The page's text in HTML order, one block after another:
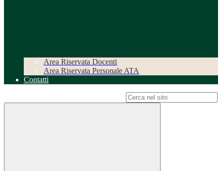
Area Riservata Docenti
Area Riservata Personale ATA
Contatti